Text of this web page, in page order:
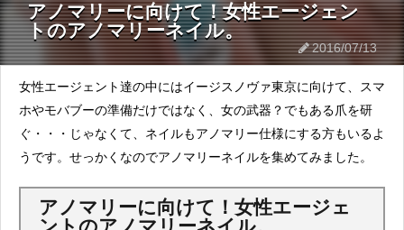
アノマリーに向けて！女性エージェン
トのアノマリーネイル。
2016/07/13
女性エージェント達の中にはイージスノヴァ東京に向けて、スマ
ホやモバブーの準備だけではなく、女の武器？でもある爪を研
ぐ・・・じゃなくて、ネイルもアノマリー仕様にする方もいるよ
うです。せっかくなのでアノマリーネイルを集めてみました。
アノマリーに向けて！女性エージェ